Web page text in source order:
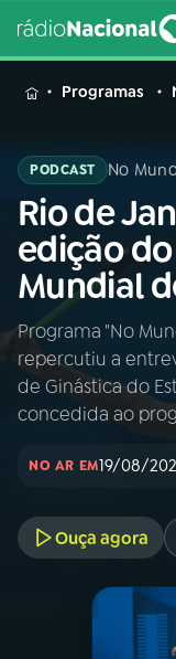
MENU
Buscar
na
Rádio
Nacional
INÍCIO
02A RÁDIO
03
PROGRAMAS
Programas
PODCAST No
Rio de
edição
Mundial
Programa "No
repercutiu a
de Ginástica do
concedida ao
NO AR EM19/08/
Ouça agora